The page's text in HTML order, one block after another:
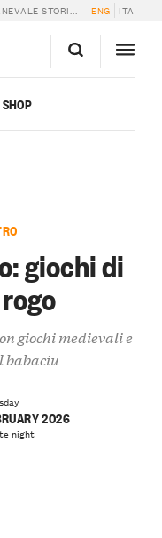
STORICO: GIOCHI DI GIANDUJA E ROGO ENG ITA
SHOP
giochi di
giochi medievali e
babaciu
2026
night